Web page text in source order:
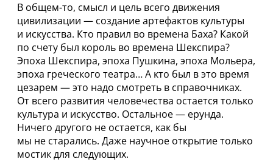
В общем-то, смысл и цель всего движения
цивилизации — создание артефактов культуры
и искусства. Кто правил во времена Баха? Какой
по счету был король во времена Шекспира?
Эпоха Шекспира, эпоха Пушкина, эпоха Мольера,
эпоха греческого театра… А кто был в это время
цезарем — это надо смотреть в справочниках.
От всего развития человечества остается только
культура и искусство. Остальное — ерунда.
Ничего другого не остается, как бы
мы не старались. Даже научное открытие только
мостик для следующих.